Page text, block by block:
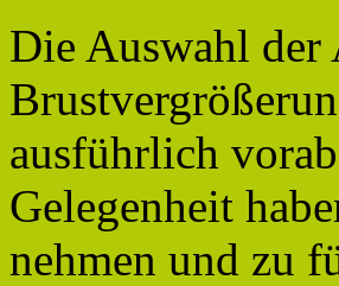
Die Auswahl der
ausführlich
Gelegenheit
nehmen und zu